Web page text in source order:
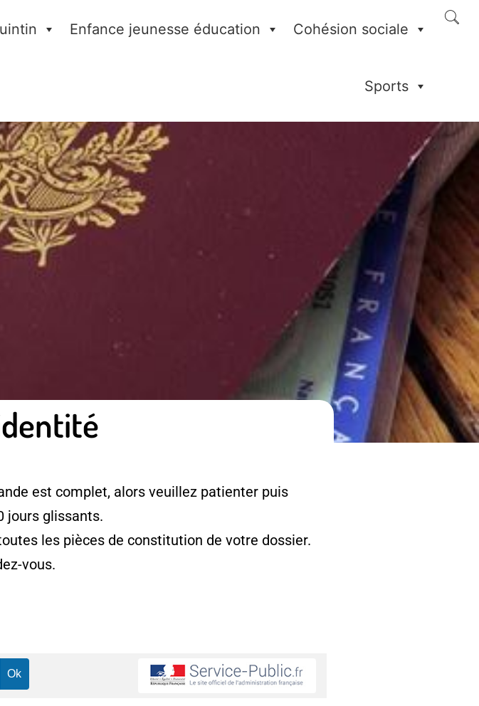
Enfance jeunesse éducation Cohésion sociale
Sports
est complet, alors veuillez patienter puis
jours glissants.
les pièces de constitution de votre dossier.
vous.